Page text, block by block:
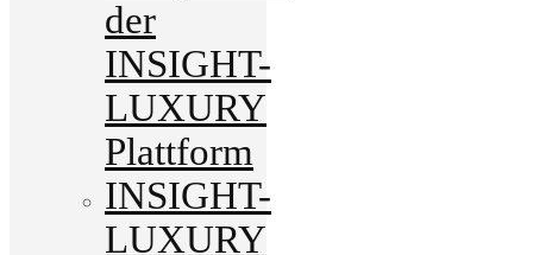
der
INSIGHT-
LUXURY
Plattform
INSIGHT-
LUXURY